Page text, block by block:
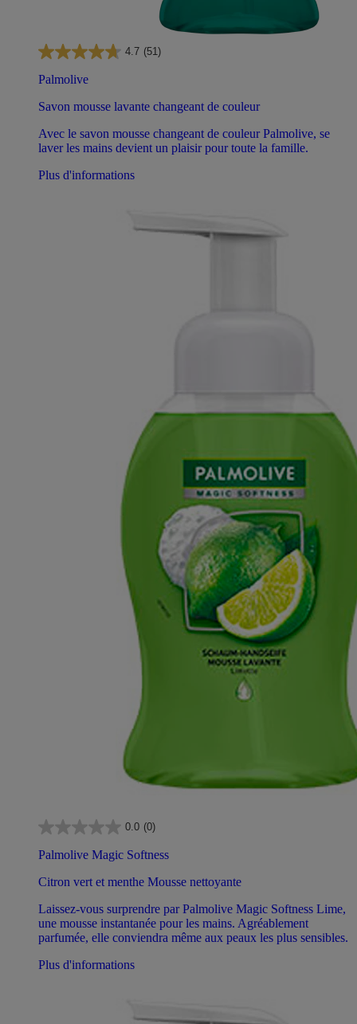
4.7 (51)
Palmolive
Savon mousse lavante changeant de couleur
Avec le savon mousse changeant de couleur Palmolive, se
laver les mains devient un plaisir pour toute la famille.
Plus d'informations
0.0 (0)
Palmolive Magic Softness
Citron vert et menthe Mousse nettoyante
Laissez-vous surprendre par Palmolive Magic Softness Lime,
une mousse instantanée pour les mains. Agréablement
parfumée, elle conviendra même aux peaux les plus sensibles.
Plus d'informations